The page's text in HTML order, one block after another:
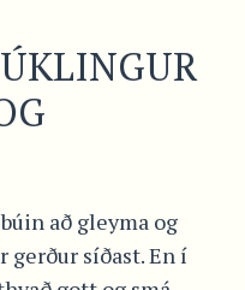
að gleyma og
gerður síðast. En í